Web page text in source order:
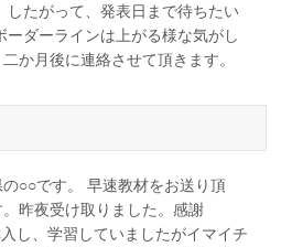
したがって、発表日まで待ちたい
ーダーラインは上がる様な気がし
か月後に連絡させて頂きます。
○○です。 早速教材をお送り頂
昨夜受け取りました。感謝
し、学習していましたがイマイチ